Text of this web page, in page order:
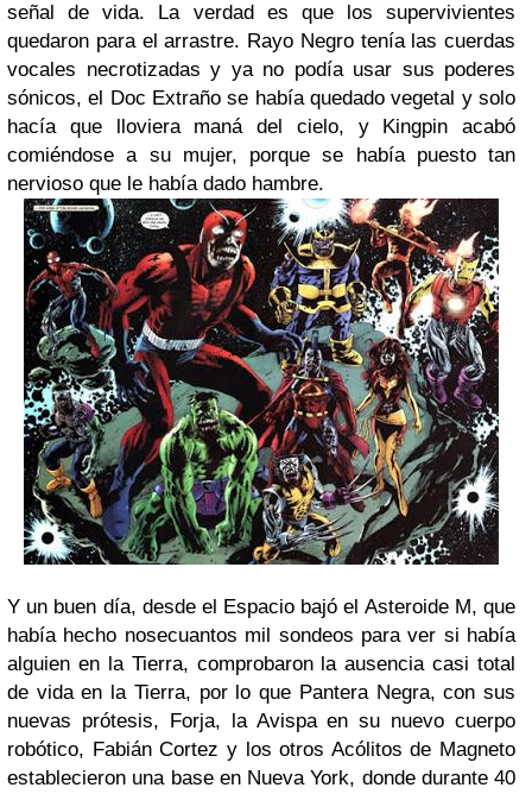
señal de vida. La verdad es que los supervivientes
quedaron para el arrastre. Rayo Negro tenía las cuerdas
vocales necrotizadas y ya no podía usar sus poderes
sónicos, el Doc Extraño se había quedado vegetal y solo
hacía que lloviera maná del cielo, y Kingpin acabó
comiéndose a su mujer, porque se había puesto tan
nervioso que le había dado hambre.
Y un buen día, desde el Espacio bajó el Asteroide M, que
había hecho nosecuantos mil sondeos para ver si había
alguien en la Tierra, comprobaron la ausencia casi total
de vida en la Tierra, por lo que Pantera Negra, con sus
nuevas prótesis, Forja, la Avispa en su nuevo cuerpo
robótico, Fabián Cortez y los otros Acólitos de Magneto
establecieron una base en Nueva York, donde durante 40